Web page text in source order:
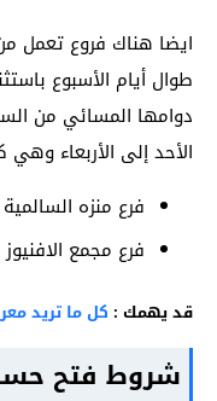
طوال أيام الأسبوع
الأحد إلى الأربعاء وهي
فرع منزه السالمية
فرع مجمع الافنيوز
قد يهمك : كل ما تريد
شروط فتح